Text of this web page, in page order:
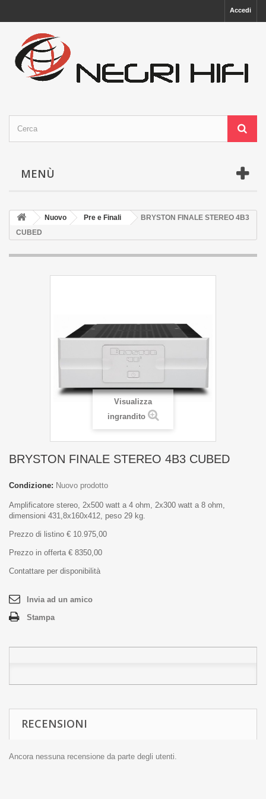
Accedi
MENÙ
Nuovo Pre e Finali
BRYSTON FINALE STEREO 4B3
CUBED
Visualizza
ingrandito
BRYSTON FINALE STEREO 4B3 CUBED
Condizione: Nuovo prodotto
Amplificatore stereo, 2x500 watt a 4 ohm, 2x300 watt a 8 ohm,
dimensioni 431,8x160x412, peso 29 kg.
Prezzo di listino € 10.975,00
Prezzo in offerta € 8350,00
Contattare per disponibilità
Invia ad un amico
Stampa
RECENSIONI
Ancora nessuna recensione da parte degli utenti.